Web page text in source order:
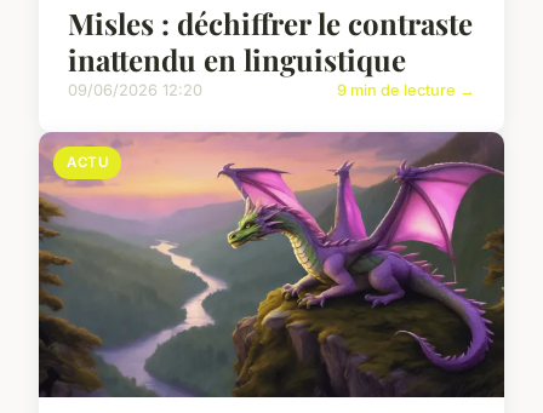
Misles : déchiffrer le contraste
inattendu en linguistique
09/06/2026 12:20 9 min de lecture →
ACTU